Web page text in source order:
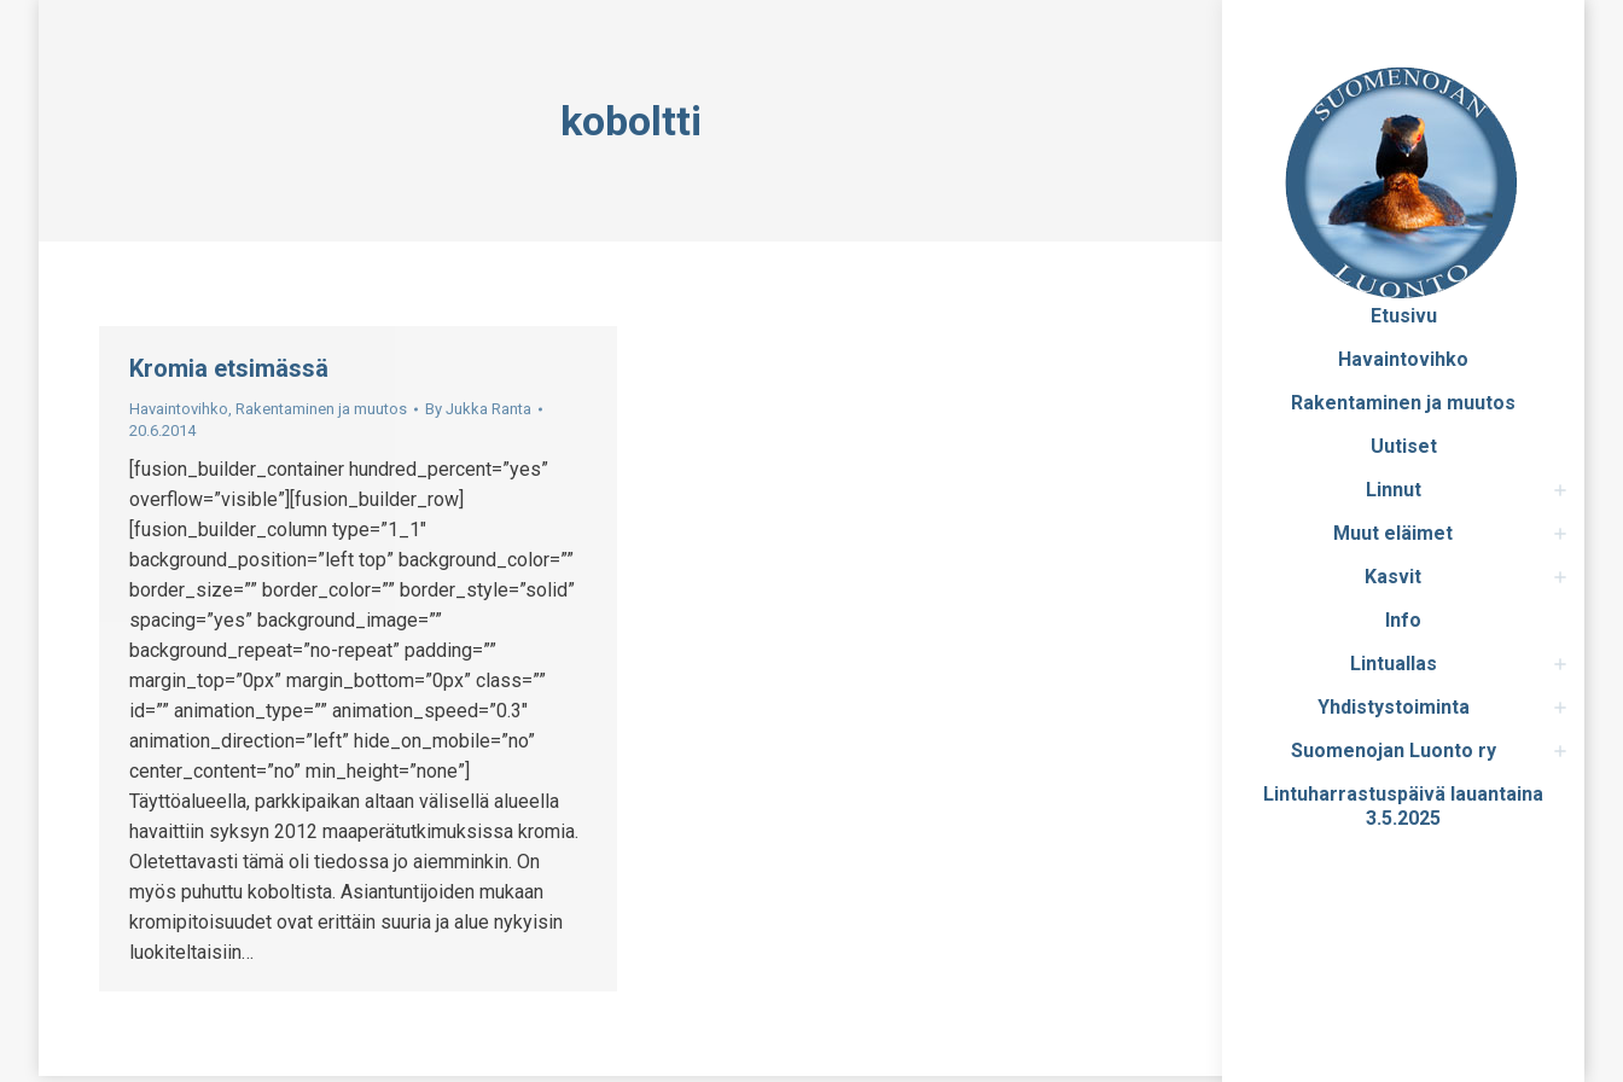
Etusivu
Havaintovihko
Rakentaminen ja muutos
Uutiset
Linnut
Muut eläimet
Kasvit
Info
Lintuallas
Yhdistystoiminta
Suomenojan Luonto ry
Lintuharrastuspäivä lauantaina
3.5.2025
koboltti
Kromia etsimässä
Havaintovihko, Rakentaminen ja muutos By Jukka Ranta
20.6.2014
[fusion_builder_container hundred_percent=”yes”
overflow=”visible”][fusion_builder_row]
[fusion_builder_column type=”1_1″
background_position=”left top” background_color=””
border_size=”” border_color=”” border_style=”solid”
spacing=”yes” background_image=””
background_repeat=”no-repeat” padding=””
margin_top=”0px” margin_bottom=”0px” class=””
id=”” animation_type=”” animation_speed=”0.3″
animation_direction=”left” hide_on_mobile=”no”
center_content=”no” min_height=”none”]
Täyttöalueella, parkkipaikan altaan välisellä alueella
havaittiin syksyn 2012 maaperätutkimuksissa kromia.
Oletettavasti tämä oli tiedossa jo aiemminkin. On
myös puhuttu koboltista. Asiantuntijoiden mukaan
kromipitoisuudet ovat erittäin suuria ja alue nykyisin
luokiteltaisiin…